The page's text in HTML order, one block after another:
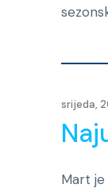
srijeda,
Mart je